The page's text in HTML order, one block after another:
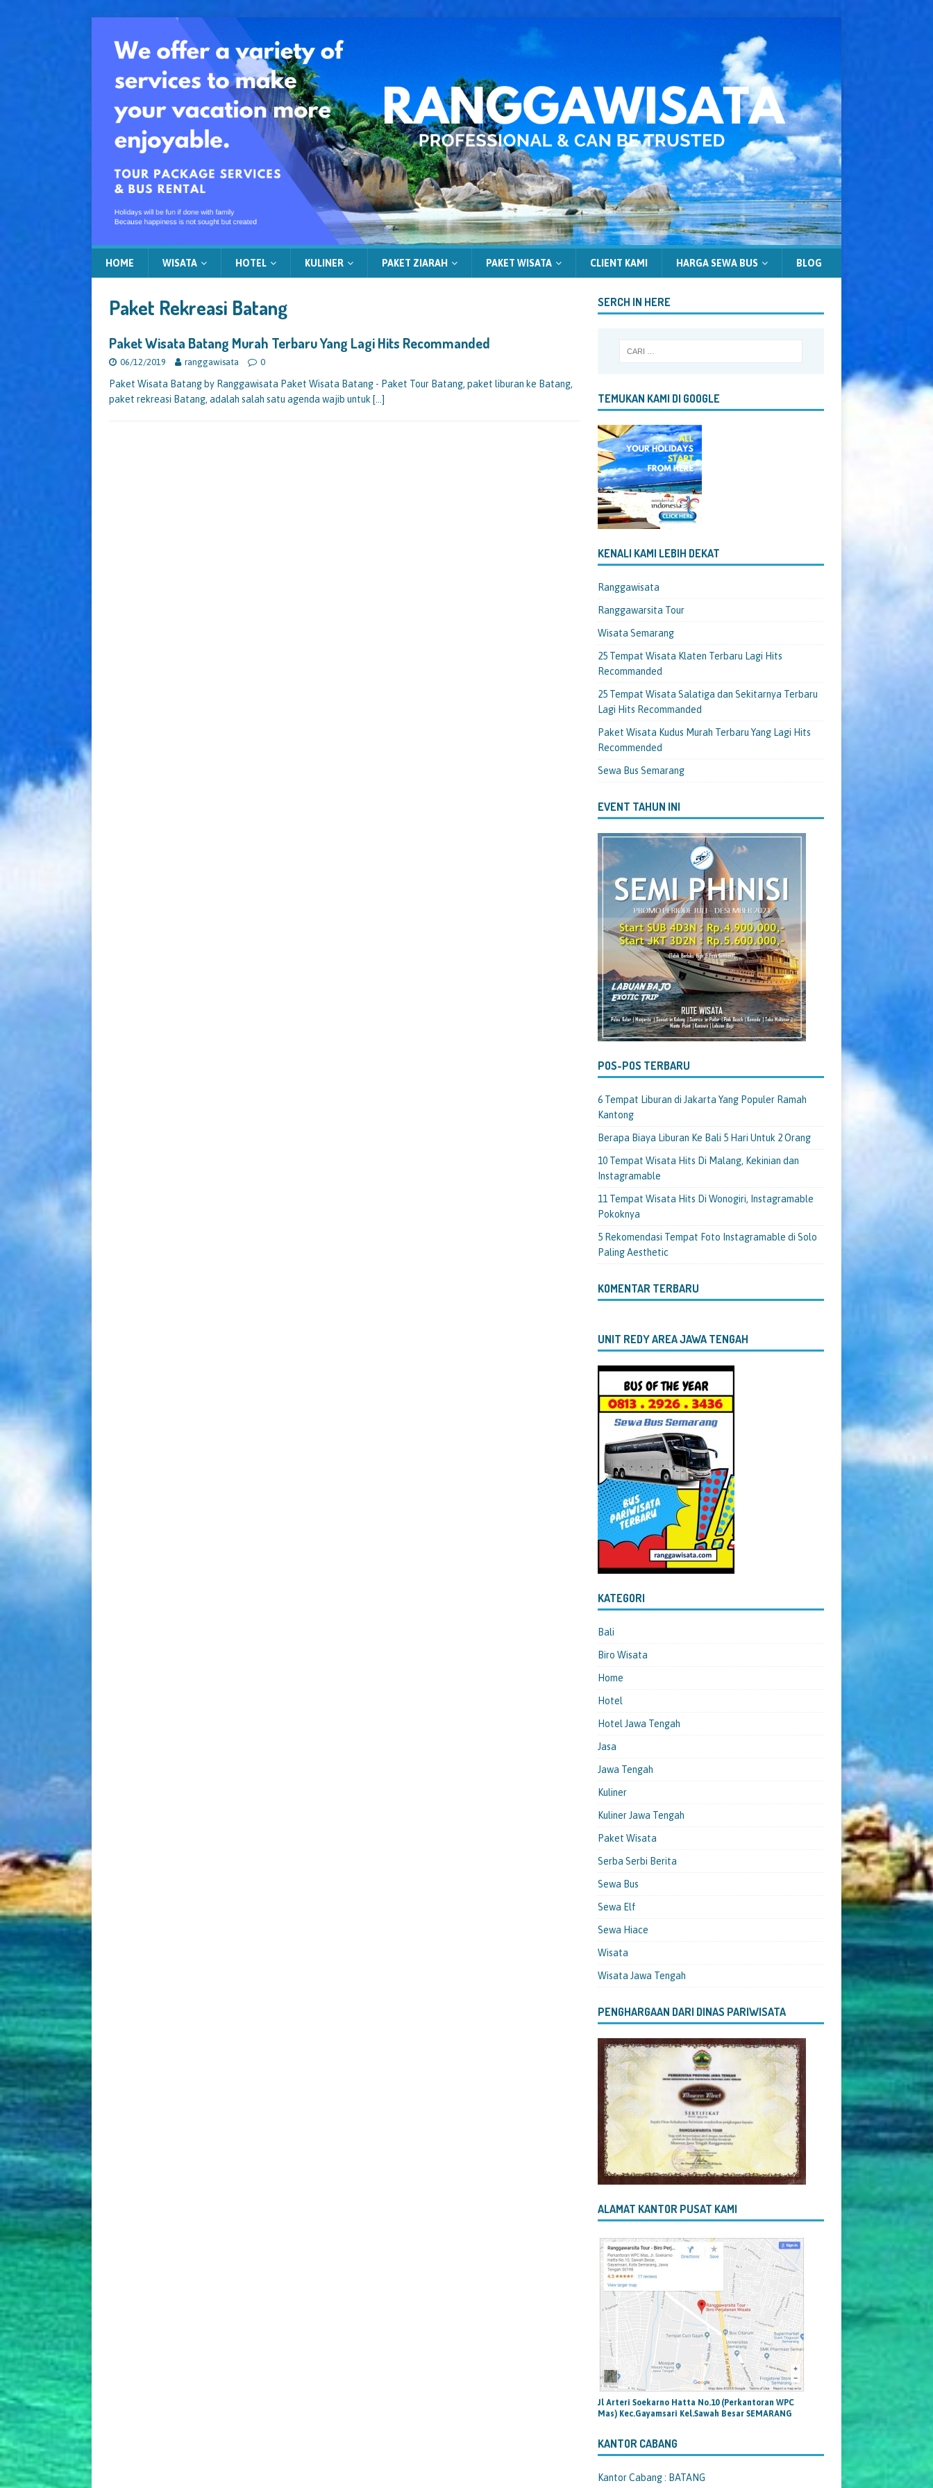
HOME WISATA HOTEL KULINER PAKET ZIARAH PAKET WISATA CLIENT KAMI HARGA SEWA BUS BLOG
Paket Rekreasi Batang
Paket Wisata Batang Murah Terbaru Yang Lagi Hits Recommanded
06/12/2019 ranggawisata 0
Paket Wisata Batang by Ranggawisata Paket Wisata Batang - Paket Tour Batang, paket liburan ke Batang,
paket rekreasi Batang, adalah salah satu agenda wajib untuk […]
SERCH IN HERE
TEMUKAN KAMI DI GOOGLE
KENALI KAMI LEBIH DEKAT
Ranggawisata
Ranggawarsita Tour
Wisata Semarang
25 Tempat Wisata Klaten Terbaru Lagi Hits
Recommanded
25 Tempat Wisata Salatiga dan Sekitarnya Terbaru
Lagi Hits Recommanded
Paket Wisata Kudus Murah Terbaru Yang Lagi Hits
Recommended
Sewa Bus Semarang
EVENT TAHUN INI
POS-POS TERBARU
6 Tempat Liburan di Jakarta Yang Populer Ramah
Kantong
Berapa Biaya Liburan Ke Bali 5 Hari Untuk 2 Orang
10 Tempat Wisata Hits Di Malang, Kekinian dan
Instagramable
11 Tempat Wisata Hits Di Wonogiri, Instagramable
Pokoknya
5 Rekomendasi Tempat Foto Instagramable di Solo
Paling Aesthetic
KOMENTAR TERBARU
UNIT REDY AREA JAWA TENGAH
KATEGORI
Bali
Biro Wisata
Home
Hotel
Hotel Jawa Tengah
Jasa
Jawa Tengah
Kuliner
Kuliner Jawa Tengah
Paket Wisata
Serba Serbi Berita
Sewa Bus
Sewa Elf
Sewa Hiace
Wisata
Wisata Jawa Tengah
PENGHARGAAN DARI DINAS PARIWISATA
ALAMAT KANTOR PUSAT KAMI
Jl Arteri Soekarno Hatta No.10 (Perkantoran WPC
Mas) Kec.Gayamsari Kel.Sawah Besar SEMARANG
KANTOR CABANG
Kantor Cabang : BATANG